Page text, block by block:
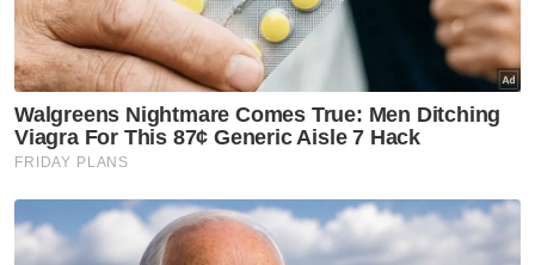
Media tempatan pada Sabtu lalu
melaporkan, Roger Ng yang dijatuhkan
Amerika Syarikat kerana membantu
menggelapkan berbillion dollar dana 1MDB.